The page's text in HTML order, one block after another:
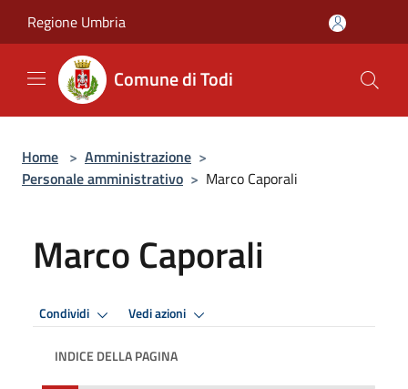
Regione Umbria
Comune di Todi
Home > Amministrazione >
Personale amministrativo > Marco Caporali
Marco Caporali
Condividi Vedi azioni
INDICE DELLA PAGINA